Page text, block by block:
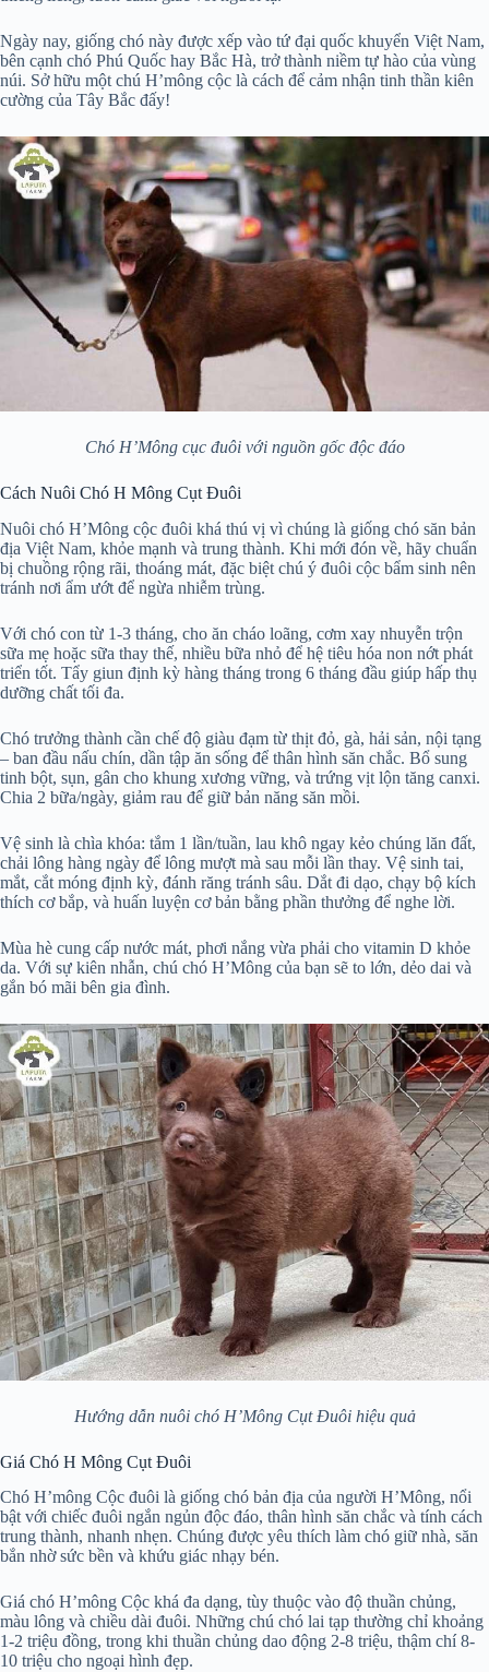
Ngày nay, giống chó này được xếp vào tứ đại quốc khuyển Việt Nam,
bên cạnh chó Phú Quốc hay Bắc Hà, trở thành niềm tự hào của vùng
núi. Sở hữu một chú H’mông cộc là cách để cảm nhận tinh thần kiên
cường của Tây Bắc đấy!
Chó H’Mông cục đuôi với nguồn gốc độc đáo
Cách Nuôi Chó H Mông Cụt Đuôi
Nuôi chó H’Mông cộc đuôi khá thú vị vì chúng là giống chó săn bản
địa Việt Nam, khỏe mạnh và trung thành. Khi mới đón về, hãy chuẩn
bị chuồng rộng rãi, thoáng mát, đặc biệt chú ý đuôi cộc bẩm sinh nên
tránh nơi ẩm ướt để ngừa nhiễm trùng.
Với chó con từ 1-3 tháng, cho ăn cháo loãng, cơm xay nhuyễn trộn
sữa mẹ hoặc sữa thay thế, nhiều bữa nhỏ để hệ tiêu hóa non nớt phát
triển tốt. Tẩy giun định kỳ hàng tháng trong 6 tháng đầu giúp hấp thụ
dưỡng chất tối đa.
Chó trưởng thành cần chế độ giàu đạm từ thịt đỏ, gà, hải sản, nội tạng
– ban đầu nấu chín, dần tập ăn sống để thân hình săn chắc. Bổ sung
tinh bột, sụn, gân cho khung xương vững, và trứng vịt lộn tăng canxi.
Chia 2 bữa/ngày, giảm rau để giữ bản năng săn mồi.
Vệ sinh là chìa khóa: tắm 1 lần/tuần, lau khô ngay kẻo chúng lăn đất,
chải lông hàng ngày để lông mượt mà sau mỗi lần thay. Vệ sinh tai,
mắt, cắt móng định kỳ, đánh răng tránh sâu. Dắt đi dạo, chạy bộ kích
thích cơ bắp, và huấn luyện cơ bản bằng phần thưởng để nghe lời.
Mùa hè cung cấp nước mát, phơi nắng vừa phải cho vitamin D khỏe
da. Với sự kiên nhẫn, chú chó H’Mông của bạn sẽ to lớn, dẻo dai và
gắn bó mãi bên gia đình.
Hướng dẫn nuôi chó H’Mông Cụt Đuôi hiệu quả
Giá Chó H Mông Cụt Đuôi
Chó H’mông Cộc đuôi là giống chó bản địa của người H’Mông, nổi
bật với chiếc đuôi ngắn ngủn độc đáo, thân hình săn chắc và tính cách
trung thành, nhanh nhẹn. Chúng được yêu thích làm chó giữ nhà, săn
bắn nhờ sức bền và khứu giác nhạy bén.
Giá chó H’mông Cộc khá đa dạng, tùy thuộc vào độ thuần chủng,
màu lông và chiều dài đuôi. Những chú chó lai tạp thường chỉ khoảng
1-2 triệu đồng, trong khi thuần chủng dao động 2-8 triệu, thậm chí 8-
10 triệu cho ngoại hình đẹp.